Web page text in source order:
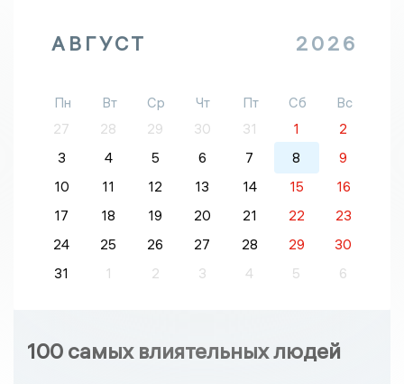
АВГУСТ 2026
Пн Вт Ср Чт Пт Сб
Вс
27
28 29 30 31 1
2
3
4 5 6 7 8
9
10
11 12 13 14 15
16
17
18 19 20 21 22
23
24
25 26 27 28 29
30
31
1 2 3 4 5 6
100 самых влиятельных людей